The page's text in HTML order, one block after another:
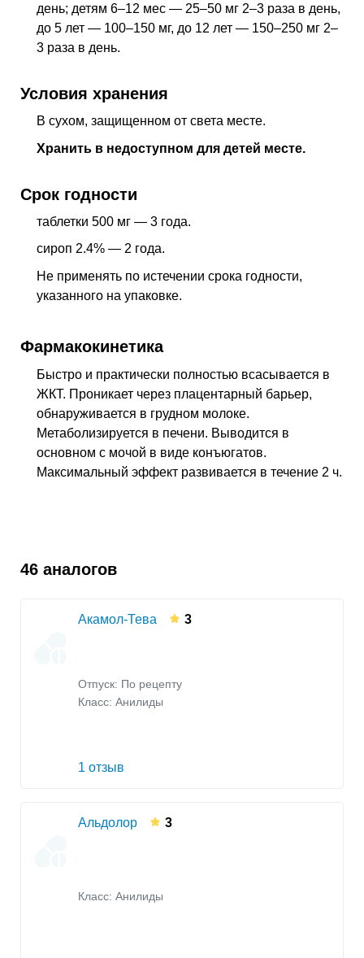
день; детям 6–12 мес — 25–50 мг 2–3 раза в день,
до 5 лет — 100–150 мг, до 12 лет — 150–250 мг 2–
3 раза в день.
Условия хранения
В сухом, защищенном от света месте.
Хранить в недоступном для детей месте.
Срок годности
таблетки 500 мг — 3 года.
сироп 2.4% — 2 года.
Не применять по истечении срока годности,
указанного на упаковке.
Фармакокинетика
Быстро и практически полностью всасывается в
ЖКТ. Проникает через плацентарный барьер,
обнаруживается в грудном молоке.
Метаболизируется в печени. Выводится в
основном с мочой в виде конъюгатов.
Максимальный эффект развивается в течение 2 ч.
46 аналогов
Акамол-Тева 3
Отпуск: По рецепту
Класс: Анилиды
1 отзыв
Альдолор 3
Класс: Анилиды